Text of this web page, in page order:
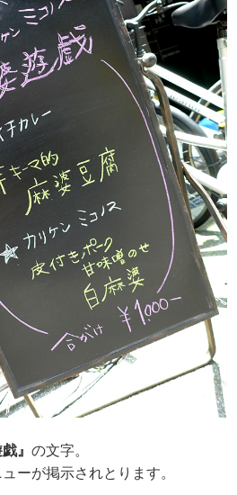
戯』の文字。
ーが掲示されとります。